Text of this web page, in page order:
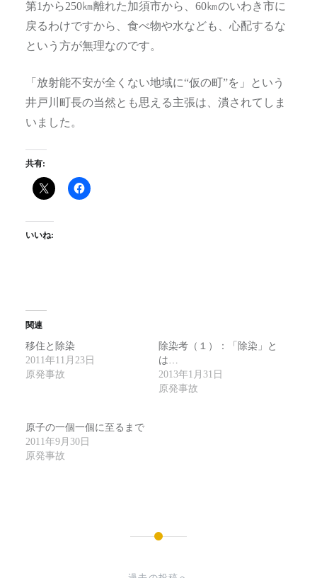
第1から250㎞離れた加須市から、60㎞のいわき市に
戻るわけですから、食べ物や水なども、心配するな
という方が無理なのです。
「放射能不安が全くない地域に“仮の町”を」という
井戸川町長の当然とも思える主張は、潰されてしま
いました。
共有:
いいね:
関連
移住と除染
2011年11月23日
原発事故
除染考（１）：「除染」と
は…
2013年1月31日
原発事故
原子の一個一個に至るまで
2011年9月30日
原発事故